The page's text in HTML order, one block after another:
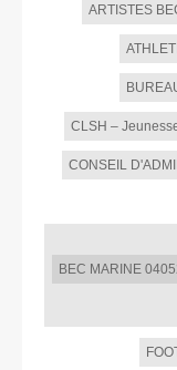
ARTISTES
CLSH –
CONSEIL
BEC MARINE